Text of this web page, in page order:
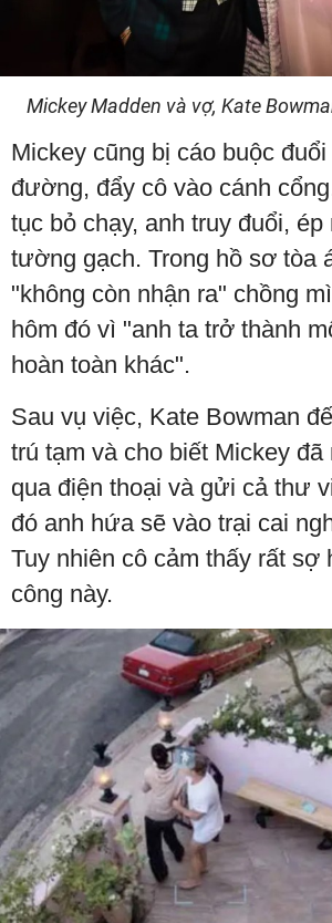
Mickey Madden và vợ, Kate
Mickey cũng bị cáo buộc
đường, đẩy cô vào cánh
tục bỏ chạy, anh truy đuổi,
tường gạch. Trong hồ sơ tòa
"không còn nhận ra" chồng
hôm đó vì "anh ta trở thành
hoàn toàn khác".
Sau vụ việc, Kate Bowman
trú tạm và cho biết Mickey đã
qua điện thoại và gửi cả thư
đó anh hứa sẽ vào trại cai
Tuy nhiên cô cảm thấy rất sợ
công này.